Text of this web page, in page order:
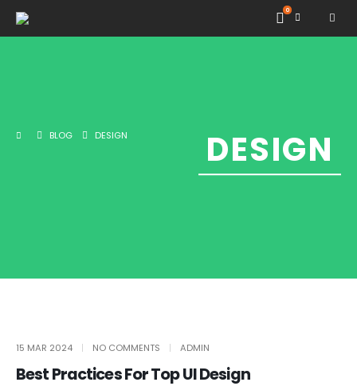
0
DESIGN
BLOG DESIGN
15 MAR 2024 NO COMMENTS ADMIN
Best Practices For Top UI Design